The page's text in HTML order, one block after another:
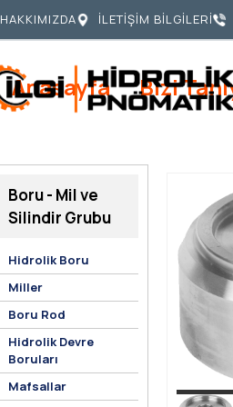
Boru - Mil ve
Silindir Grubu
Hidrolik Boru
Miller
Boru Rod
Hidrolik Devre
Boruları
Mafsallar
HAKKIMIZDA İLETİŞİM BİLGİLERİ
Anasayfa Bizi